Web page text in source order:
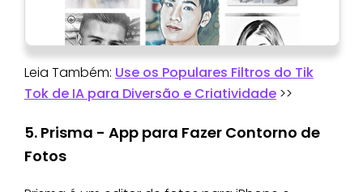
Leia Também: Use os Populares Filtros do Tik
Tok de IA para Diversão e Criatividade >>
5. Prisma - App para Fazer Contorno de
Fotos